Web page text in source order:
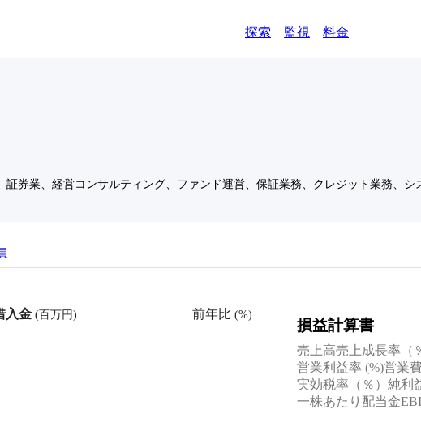
探索 監視 料金
証券業、経営コンサルティング、ファンド運営、保証業務、クレジット業務、シ
入金 (百万円) 前年比 (%)
損益計算書
売上高売上成長率（
営業利益率 (%)営業
実効税率（％） 純利
一株あたり配当金